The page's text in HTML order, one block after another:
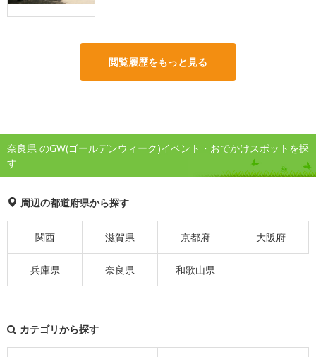
閲覧履歴をもっと見る
奈良県 のGW(ゴールデンウィーク)イベント・おでかけスポットを探
す
周辺の都道府県から探す
関西 滋賀県 京都府 大阪府
兵庫県 奈良県 和歌山県
カテゴリから探す